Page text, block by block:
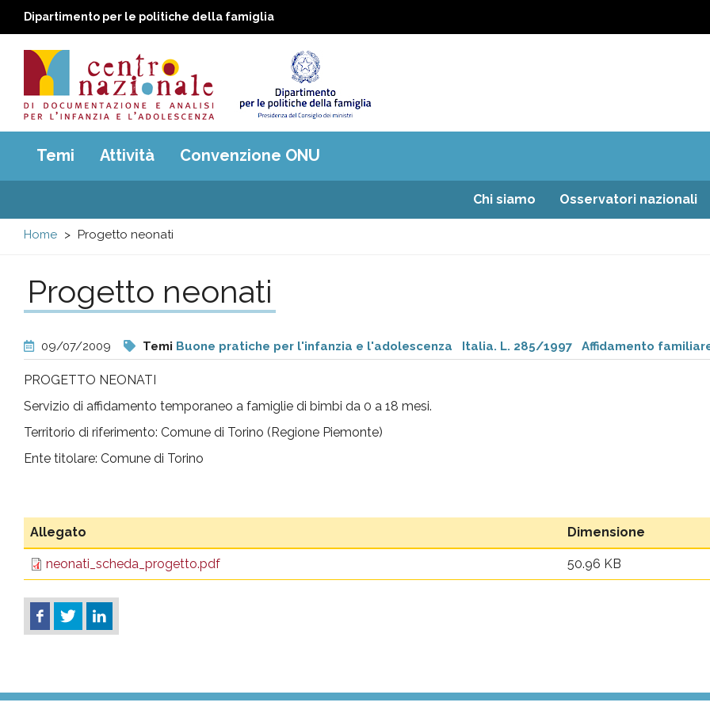
Dipartimento per le politiche della famiglia
Centro
nazionale
di
e
analisi
pr
l'infanzia
e
l'adolescenza
Main
menu
Temi Attività Convenzione ONU
Chi siamo Osservatori nazionali
Home Progetto neonati
Progetto neonati
09/07/2009 Temi Buone pratiche per l'infanzia e l'adolescenza Italia. L. 285/1997 Affidamento
PROGETTO NEONATI
Servizio di affidamento temporaneo a famiglie di bimbi da 0 a 18 mesi.
Territorio di riferimento: Comune di Torino (Regione Piemonte)
Ente titolare: Comune di Torino
Allegato Dimensione
neonati_scheda_progetto.pdf 50.96 KB